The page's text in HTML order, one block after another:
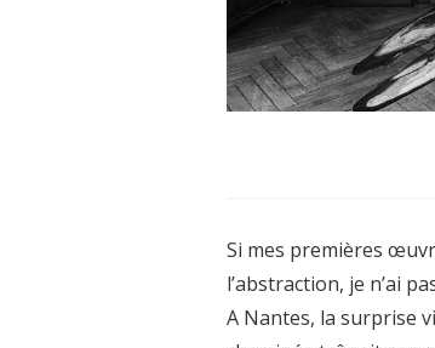
Si mes premières
l’abstraction, je n’ai
A Nantes, la surprise